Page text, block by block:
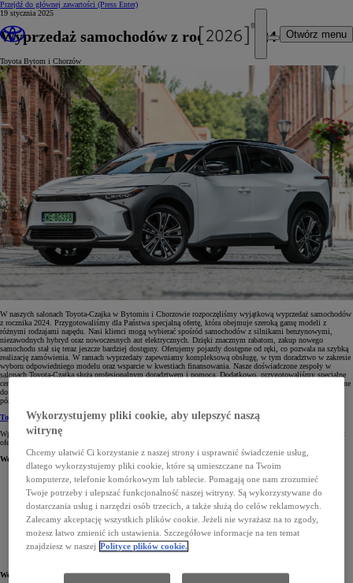
Przejdź do głównej zawartości (Press Enter)
Otwórz menu
19 stycznia 2025
Wyprzedaż samochodów z rocznika 2024
Toyota Bytom i Chorzów
W naszych salonach Toyota-Czajka w Bytomiu i Chorzowie rozpoczęliśmy wyjątkową wyprzedaż samochodów
z rocznika 2024. Przygotowaliśmy dla Państwa specjalną ofertę, która obejmuje szeroką gamę modeli z
różnymi rodzajami napędu. Nasi klienci mogą wybierać spośród samochodów z silnikami benzynowymi,
niezawodnych hybryd oraz nowoczesnych aut elektrycznych. Dzięki znacznym rabatom, zakup nowego
samochodu stał się teraz jeszcze bardziej dostępny. Oferujemy pojazdy dostępne od ręki, co pozwala na szybką
realizację zamówienia. W ramach wyprzedaży zapewniamy kompleksową obsługę, w tym doradztwo w zakresie
wyboru odpowiedniego modelu oraz wsparcie w kwestiach finansowania. Nasze doświadczone zespoły w
salonach Toyota-Czajka służą profesjonalnym doradztwem i pomocą. Dodatkowo, przygotowaliśmy specjalne
ceny na akcesoria i zabezpieczenia antykradzieżowe. Proponujemy elastyczne formy finansowania, dostosowane
do indywidualnych potrzeb każdego klienta. Gwarantujemy pełne wsparcie na każdym etapie zakupu oraz
późniejszej obsługi serwisowej.
Toyota Aygo X- miejski kompakt w atrakcyjnej cenie
Wprowadziliśmyspecjalny rabat 6000 zł
na model Aygo X w wersji Style. W podstawowej wersji Comfort
oferujemy ten model już od 65 900 zł. Samochód wyposażyliśmy w:
Wersja Comfort
9-calowy ekran systemu multimedialnego
Bezprzewodowa łączność z Apple CarPlay i Android Auto
Kamera cofania
17-calowe koła
Manualna klimatyzacja
Wersja Style
Wykorzystujemy pliki cookie, aby ulepszyć naszą
witrynę
Chcemy ułatwić Ci korzystanie z naszej strony i usprawnić świadczenie usług,
dlatego wykorzystujemy pliki cookie, które są umieszczane na Twoim
komputerze, telefonie komórkowym lub tablecie. Pomagają one nam zrozumieć
Twoje potrzeby i ulepszać funkcjonalność naszej witryny. Są wykorzystywane do
dostarczania usług i narzędzi osób trzecich, a także służą do celów reklamowych.
Zalecamy akceptację wszystkich plików cookie. Jeżeli nie wyrażasz na to zgody,
możesz łatwo zmienić ich ustawienia. Szczegółowe informacje na ten temat
znajdziesz w naszej Polityce plików cookie.